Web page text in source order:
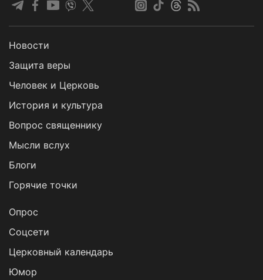
Новости
Защита веры
Человек и Церковь
История и культура
Вопрос священнику
Мысли вслух
Блоги
Горячие точки
Опрос
Cоцсети
Церковный календарь
Юмор